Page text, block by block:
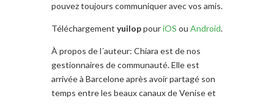
pouvez toujours communiquer avec vos amis.
Téléchargement yuiloppouriOS ou Android.
À propos de l´auteur: Chiara est de nos
gestionnaires de communauté. Elle est
arrivée à Barcelone après avoir partagé son
temps entre les beaux canaux de Venise et